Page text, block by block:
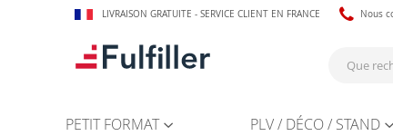
LIVRAISON GRATUITE - SERVICE CLIENT EN FRANCE Nous
PETIT FORMAT PLV / DÉCO / STAND